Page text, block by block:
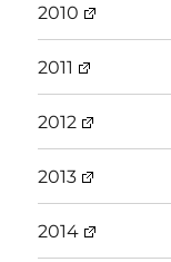
2010
2011
2012
2013
2014